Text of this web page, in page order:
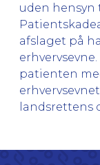
uden hensyn
afslaget på
patienten
landsrettens